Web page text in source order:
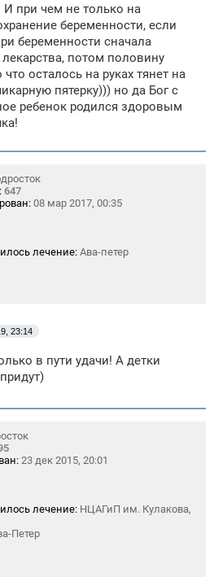
И при чем не только на
беременности, если
беременности сначала
потом половину
осталось на руках тянет на
пятерку))) но да Бог с
ребенок родился здоровым
647
08 мар 2017, 00:35
лечение: Ава-петер
23:14
в пути удачи! А детки
23 дек 2015, 20:01
лечение: НЦАГиП им. Кулакова,
Петер